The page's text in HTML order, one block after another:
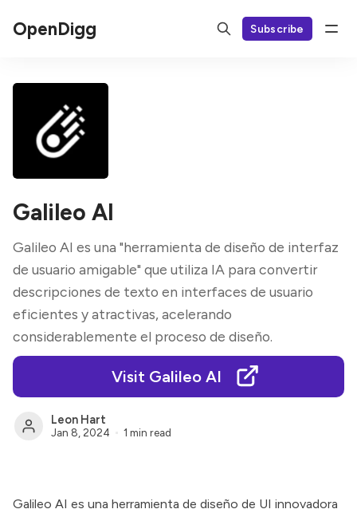
OpenDigg Subscribe
Galileo AI
Galileo AI es una "herramienta de diseño de interfaz
de usuario amigable" que utiliza IA para convertir
descripciones de texto en interfaces de usuario
eficientes y atractivas, acelerando
considerablemente el proceso de diseño.
Visit Galileo AI
Leon Hart
Jan 8, 2024 1 min read
Galileo AI es una herramienta de diseño de UI innovadora